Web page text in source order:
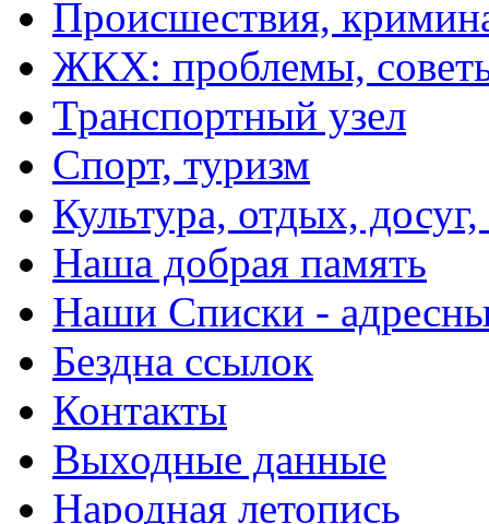
Происшествия,
ЖКХ: проблемы,
Транспортный узел
Спорт, туризм
Культура, отдых,
Наша добрая память
Наши Списки -
Бездна ссылок
Контакты
Выходные данные
Народная летопись